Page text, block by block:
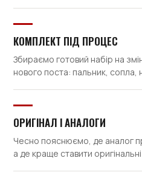
КОМПЛЕКТ ПІД ПРОЦЕС
Збираємо готовий набір на
нового поста: пальник, сопла,
ОРИГІНАЛ І АНАЛОГИ
Чесно пояснюємо, де аналог
а де краще ставити